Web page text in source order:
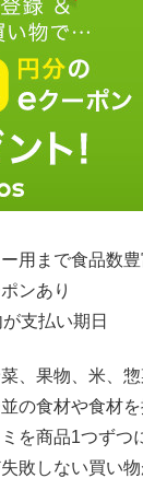
用まで食品数豊
ンあり
支払い期日
、果物、米、
の食材や食材を
を商品1つずつ
敗しない買い物